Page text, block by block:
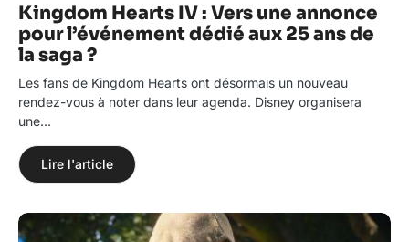
Kingdom Hearts IV : Vers une annonce
pour l’événement dédié aux 25 ans de
la saga ?
Les fans de Kingdom Hearts ont désormais un nouveau
rendez-vous à noter dans leur agenda. Disney organisera
une…
Lire l'article